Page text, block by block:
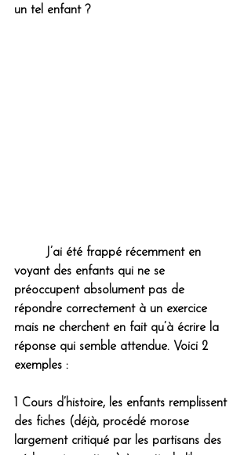
un tel enfant ?
voyant des enfants qui ne se
préoccupent absolument pas de
répondre correctement à un exercice
mais ne cherchent en fait qu’à écrire la
réponse qui semble attendue. Voici 2
exemples :
1 Cours d’histoire, les enfants remplissent
des fiches (déjà, procédé morose
largement critiqué par les partisans des